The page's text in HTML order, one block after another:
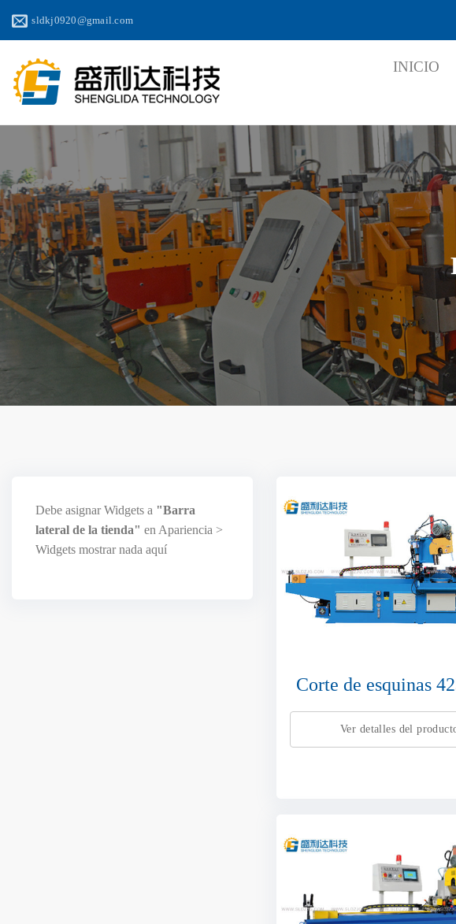
sldkj0920@gmail.com
INICIO
Debe asignar Widgets a "Barra
lateral de la tienda" en Apariencia >
Widgets mostrar nada aquí
Corte de esquinas
Ver detalles del